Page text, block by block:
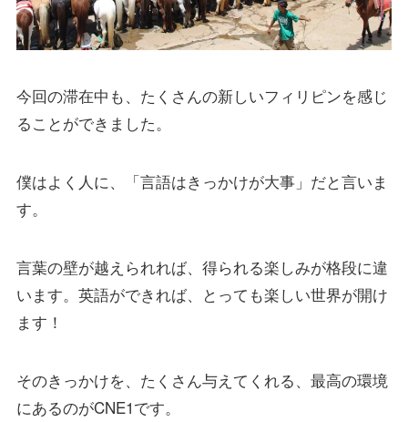
今回の滞在中も、たくさんの新しいフィリピンを感じ
ることができました。
僕はよく人に、「言語はきっかけが大事」だと言いま
す。
言葉の壁が越えられれば、得られる楽しみが格段に違
います。英語ができれば、とっても楽しい世界が開け
ます！
そのきっかけを、たくさん与えてくれる、最高の環境
にあるのがCNE1です。